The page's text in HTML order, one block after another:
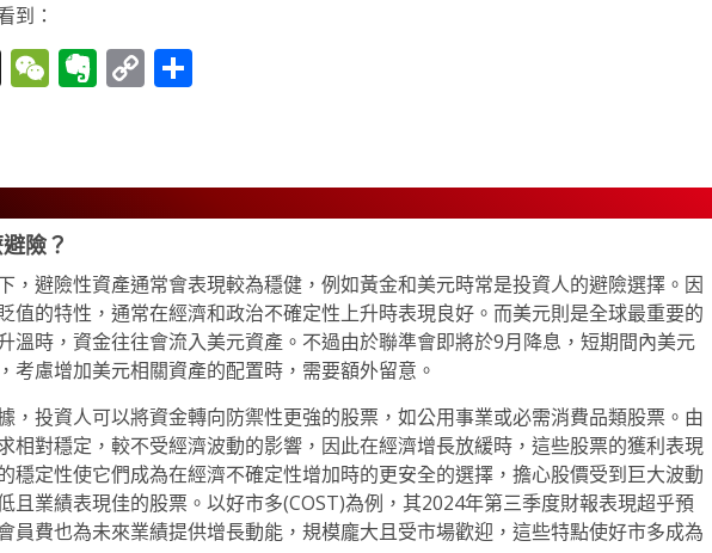
到：
Threads
WeChat
Evernote
Copy
險？
，避險性資產通常會表現較為穩健，例如黃金和美元時常是投資人的避險選擇。因
值的特性，通常在經濟和政治不確定性上升時表現良好。而美元則是全球最重要的
溫時，資金往往會流入美元資產。不過由於聯準會即將於9月降息，短期間內美元
考慮增加美元相關資產的配置時，需要額外留意。
，投資人可以將資金轉向防禦性更強的股票，如公用事業或必需消費品類股票。由
相對穩定，較不受經濟波動的影響，因此在經濟增長放緩時，這些股票的獲利表現
穩定性使它們成為在經濟不確定性增加時的更安全的選擇，擔心股價受到巨大波動
且業績表現佳的股票。以好市多(COST)為例，其2024年第三季度財報表現超乎預
員費也為未來業績提供增長動能，規模龐大且受市場歡迎，這些特點使好市多成為